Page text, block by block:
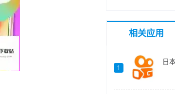
相关应用
1